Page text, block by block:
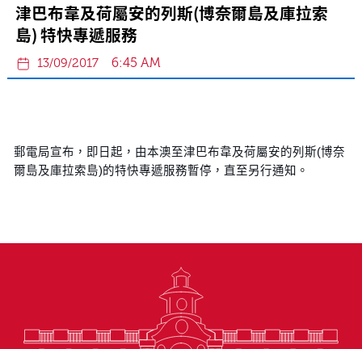
津巴布韋及荷屬安的列斯(博奈爾島及庫拉索
島) 特快專遞服務
13/09/2017 6:45 AM
郵電局宣布，即日起，由本澳至津巴布韋及荷屬安的列斯(博奈
爾島及庫拉索島)的特快專遞服務暫停，直至另行通知。